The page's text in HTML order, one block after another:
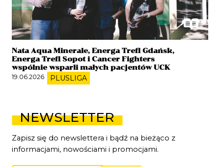
Nata Aqua Minerale, Energa Trefl Gdańsk,
Energa Trefl Sopot i Cancer Fighters
wspólnie wsparli małych pacjentów UCK
19.06.2026 PLUSLIGA
NEWSLETTER
Zapisz się do newslettera i bądź na bieżąco z
informacjami, nowościami i promocjami.